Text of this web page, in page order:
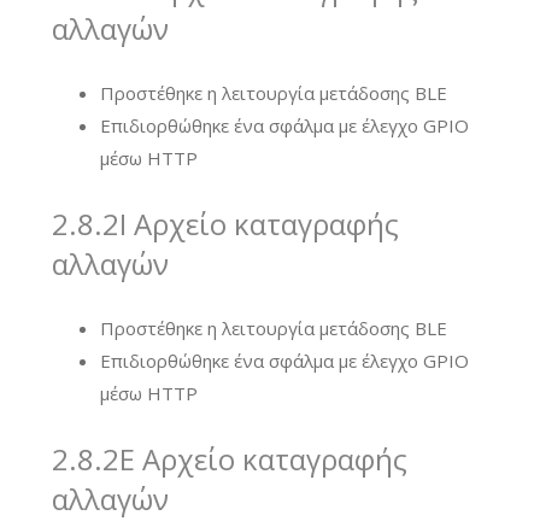
αλλαγών
Προστέθηκε η λειτουργία μετάδοσης BLE
Επιδιορθώθηκε ένα σφάλμα με έλεγχο GPIO
μέσω HTTP
2.8.2I Αρχείο καταγραφής
αλλαγών
Προστέθηκε η λειτουργία μετάδοσης BLE
Επιδιορθώθηκε ένα σφάλμα με έλεγχο GPIO
μέσω HTTP
2.8.2E Αρχείο καταγραφής
αλλαγών